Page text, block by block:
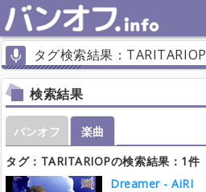
タグ検索結果：TARITARIOP
検索結果
バンオフ
楽曲
タグ：TARITARIOPの検索結果：1件
Dreamer - AiRI